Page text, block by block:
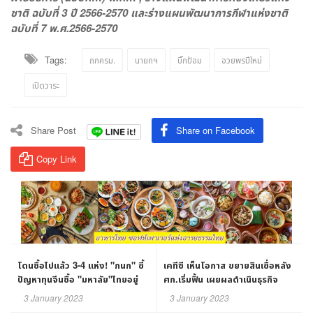
ชาติ ฉบับที่ 3 ปี 2566-2570 และร่างแผนพัฒนาการกีฬาแห่งชาติ
ฉบับที่ 7 พ.ศ.2566-2570
Tags: ถกครม. นายกฯ บิ๊กป้อม อวยพรปีใหม่
เปิดวาระ
Share Post Share on Facebook
Copy Link
โดนซื้อไปแล้ว 3-4 แห่ง! "กนก" ชี้
ปัญหาทุนจีนซื้อ "มหาลัย"ไทยอยู่
ระหว่าง เจรจาอีกนับ 10
3 January 2023
เคทีซี เห็นโอกาส ขยายสินเชื่อหลัง
ศก.เริ่มฟื้น เผยผลดำเนินธุรกิจ
ปี65 มีกำไร 7พันล้านบาท
3 January 2023